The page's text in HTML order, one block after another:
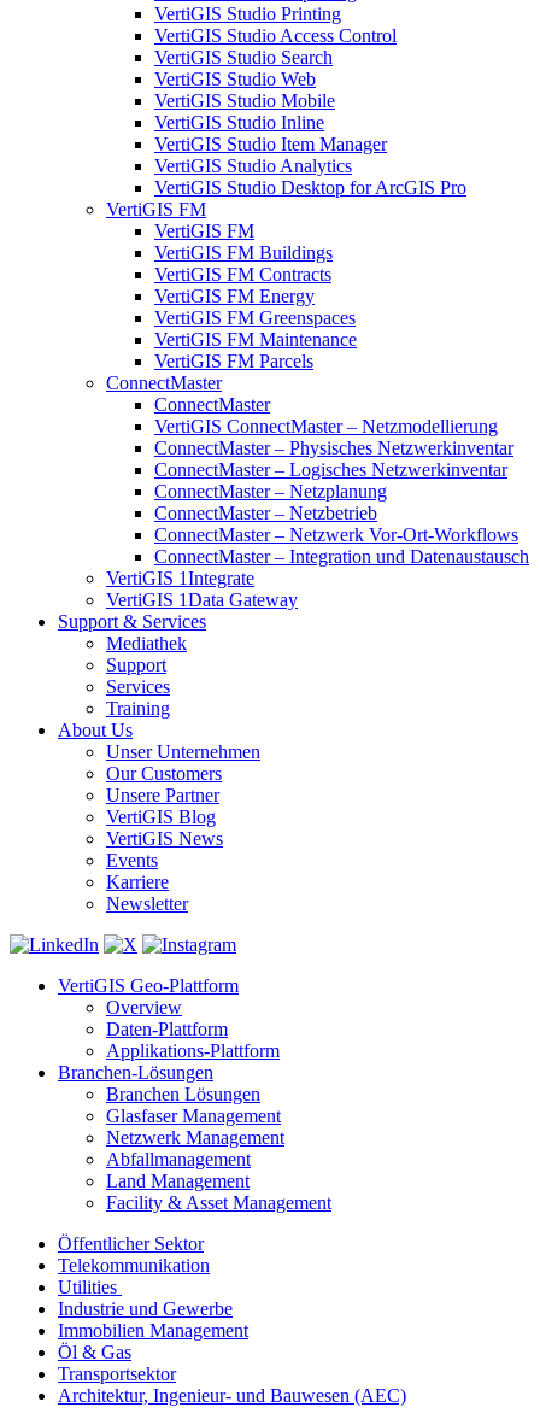
VertiGIS Studio Printing
VertiGIS Studio Access Control
VertiGIS Studio Search
VertiGIS Studio Web
VertiGIS Studio Mobile
VertiGIS Studio Inline
VertiGIS Studio Item Manager
VertiGIS Studio Analytics
VertiGIS Studio Desktop for ArcGIS Pro
VertiGIS FM
VertiGIS FM
VertiGIS FM Buildings
VertiGIS FM Contracts
VertiGIS FM Energy
VertiGIS FM Greenspaces
VertiGIS FM Maintenance
VertiGIS FM Parcels
ConnectMaster
ConnectMaster
VertiGIS ConnectMaster – Netzmodellierung
ConnectMaster – Physisches Netzwerkinventar
ConnectMaster – Logisches Netzwerkinventar
ConnectMaster – Netzplanung
ConnectMaster – Netzbetrieb
ConnectMaster – Netzwerk Vor-Ort-Workflows
ConnectMaster – Integration und Datenaustausch
VertiGIS 1Integrate
VertiGIS 1Data Gateway
Support & Services
Mediathek
Support
Services
Training
About Us
Unser Unternehmen
Our Customers
Unsere Partner
VertiGIS Blog
VertiGIS News
Events
Karriere
Newsletter
VertiGIS Geo-Plattform
Overview
Daten-Plattform
Applikations-Plattform
Branchen-Lösungen
Branchen Lösungen
Glasfaser Management
Netzwerk Management
Abfallmanagement
Land Management
Facility & Asset Management
Öffentlicher Sektor
Telekommunikation
Utilities
Industrie und Gewerbe
Immobilien Management
Öl & Gas
Transportsektor
Architektur, Ingenieur- und Bauwesen (AEC)